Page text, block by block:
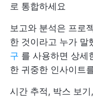
로 통합하세요
보고와 분석은 프로
한 것이라고 누가 말
구 를 사용하면 상세
한 귀중한 인사이트
시간 추적, 박스 보